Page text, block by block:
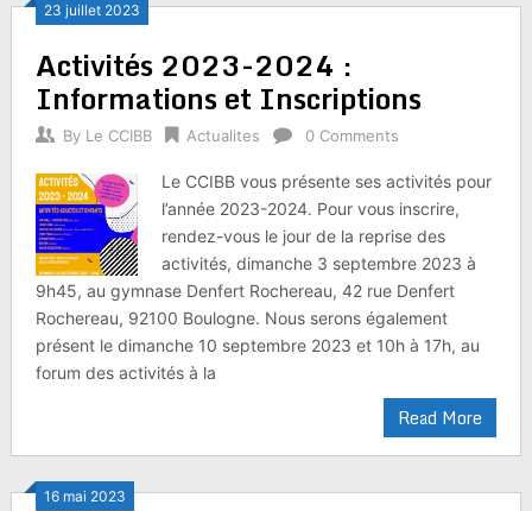
23 juillet 2023
Activités 2023-2024 :
Informations et Inscriptions
By Le CCIBB Actualites 0 Comments
Le CCIBB vous présente ses activités pour
l’année 2023-2024. Pour vous inscrire,
rendez-vous le jour de la reprise des
activités, dimanche 3 septembre 2023 à
9h45, au gymnase Denfert Rochereau, 42 rue Denfert
Rochereau, 92100 Boulogne. Nous serons également
présent le dimanche 10 septembre 2023 et 10h à 17h, au
forum des activités à la
Read More
16 mai 2023